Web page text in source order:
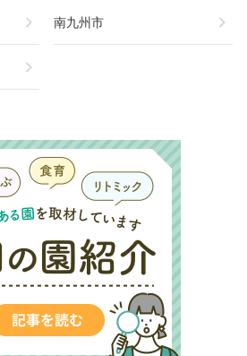
chevron_right 南九州市 chevron_right
chevron_right